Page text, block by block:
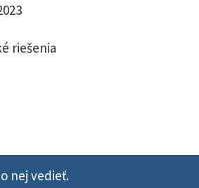
riešenia
nej vedieť.